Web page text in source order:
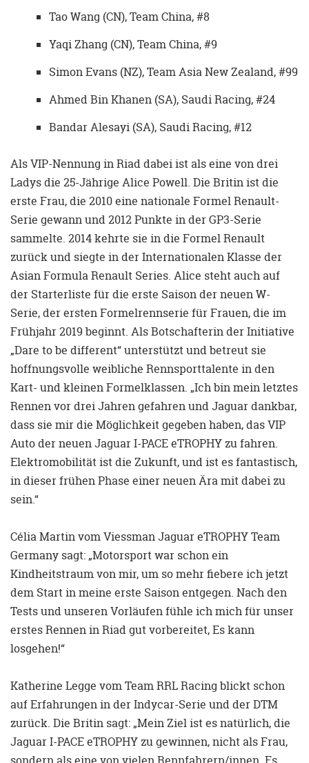
Tao Wang (CN), Team China, #8
Yaqi Zhang (CN), Team China, #9
Simon Evans (NZ), Team Asia New Zealand, #99
Ahmed Bin Khanen (SA), Saudi Racing, #24
Bandar Alesayi (SA), Saudi Racing, #12
Als VIP-Nennung in Riad dabei ist als eine von drei
Ladys die 25-Jährige Alice Powell. Die Britin ist die
erste Frau, die 2010 eine nationale Formel Renault-
Serie gewann und 2012 Punkte in der GP3-Serie
sammelte. 2014 kehrte sie in die Formel Renault
zurück und siegte in der Internationalen Klasse der
Asian Formula Renault Series. Alice steht auch auf
der Starterliste für die erste Saison der neuen W-
Serie, der ersten Formelrennserie für Frauen, die im
Frühjahr 2019 beginnt. Als Botschafterin der Initiative
„Dare to be different“ unterstützt und betreut sie
hoffnungsvolle weibliche Rennsporttalente in den
Kart- und kleinen Formelklassen. „Ich bin mein letztes
Rennen vor drei Jahren gefahren und Jaguar dankbar,
dass sie mir die Möglichkeit gegeben haben, das VIP
Auto der neuen Jaguar I-PACE eTROPHY zu fahren.
Elektromobilität ist die Zukunft, und ist es fantastisch,
in dieser frühen Phase einer neuen Ära mit dabei zu
sein.“
Célia Martin vom Viessman Jaguar eTROPHY Team
Germany sagt: „Motorsport war schon ein
Kindheitstraum von mir, um so mehr fiebere ich jetzt
dem Start in meine erste Saison entgegen. Nach den
Tests und unseren Vorläufen fühle ich mich für unser
erstes Rennen in Riad gut vorbereitet, Es kann
losgehen!“
Katherine Legge vom Team RRL Racing blickt schon
auf Erfahrungen in der Indycar-Serie und der DTM
zurück. Die Britin sagt: „Mein Ziel ist es natürlich, die
Jaguar I-PACE eTROPHY zu gewinnen, nicht als Frau,
sondern als eine von vielen Rennfahrern/innen. Es